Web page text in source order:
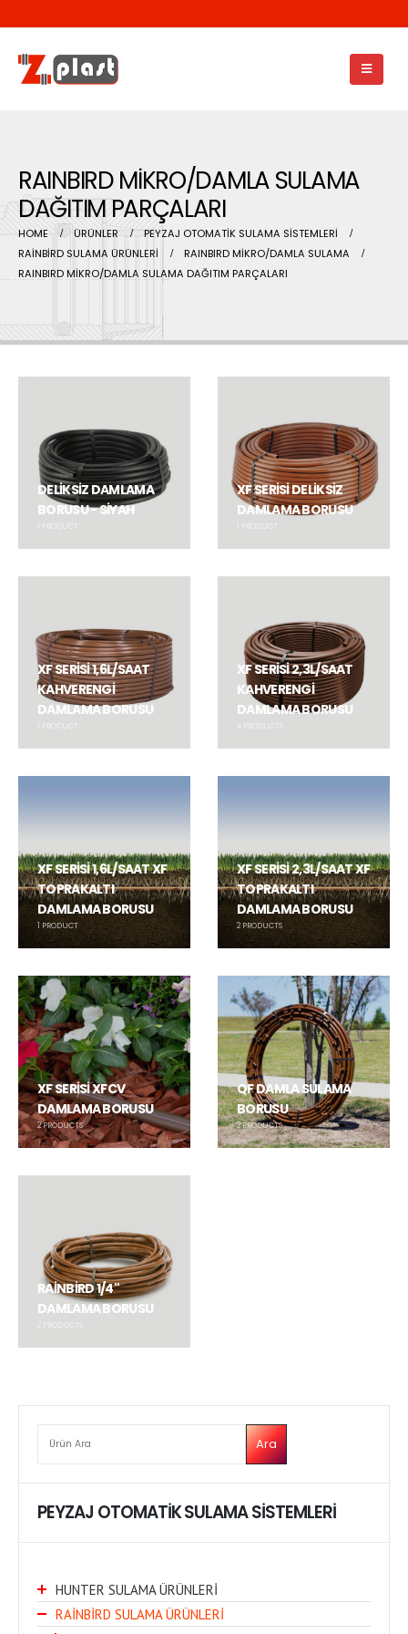
RAINBIRD MİKRO/DAMLA SULAMA
DAĞITIM PARÇALARI
HOME ÜRÜNLER
PEYZAJ OTOMATİK SULAMA SİSTEMLERİ
RAİNBİRD SULAMA ÜRÜNLERİ
RAINBIRD MİKRO/DAMLA SULAMA
RAINBIRD MİKRO/DAMLA SULAMA DAĞITIM PARÇALARI
DELİKSİZ DAMLAMA
BORUSU - SİYAH
XF SERİSİ DELİKSİZ
DAMLAMA BORUSU
PRODUCT
XF SERİSİ 1,6L/SAAT
KAHVERENGİ
DAMLAMA BORUSU
PRODUCT
XF SERİSİ 2,3L/SAAT
KAHVERENGİ
DAMLAMA BORUSU
4 PRODUCTS
XF SERİSİ 1,6L/SAAT XF
TOPRAKALTI
DAMLAMA BORUSU
1 PRODUCT
XF SERİSİ 2,3L/SAAT XF
TOPRAKALTI
DAMLAMA BORUSU
2 PRODUCTS
XF SERİSİ XFCV
DAMLAMA BORUSU
2PRODUCTS
QF DAMLA SULAMA
BORUSU
2PRODUCTS
RAİNBİRD 1/4"
DAMLAMA BORUSU
PRODUCTS
Ara
PEYZAJ OTOMATİK SULAMA SİSTEMLERİ
HUNTER SULAMA ÜRÜNLERİ
RAİNBİRD SULAMA ÜRÜNLERİ